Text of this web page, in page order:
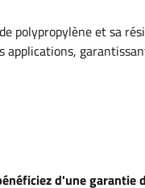
polypropylène et sa
applications,
d'une garantie